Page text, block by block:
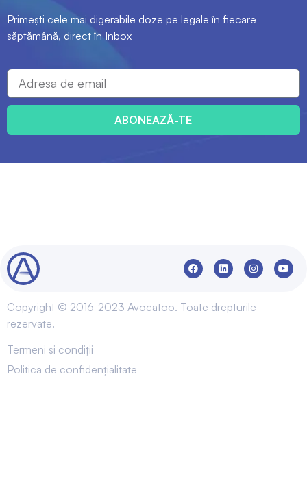
Primești cele mai digerabile doze pe legale în fiecare
săptămână, direct în Inbox
ABONEAZĂ-TE
Copyright © 2016-2023 Avocatoo. Toate drepturile
rezervate.
Termeni și condiții
Politica de confidențialitate